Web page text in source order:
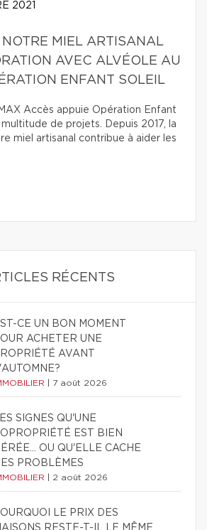
2021
MIEL ARTISANAL
AVEC ALVÉOLE AU
ENFANT SOLEIL
Accès appuie Opération Enfant
de projets. Depuis 2017, la
miel artisanal contribue à aider les
RÉCENTS
CE UN BON MOMENT
ACHETER UNE
AVANT
7 août 2026
SIGNES QU'UNE
EST BIEN
OU QU'ELLE CACHE
PROBLÈMES
2 août 2026
LE PRIX DES
RESTE-T-IL LE MÊME